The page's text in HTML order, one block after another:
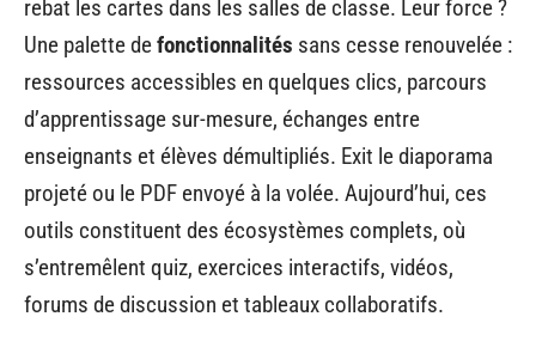
rebat les cartes dans les salles de classe. Leur force ?
Une palette defonctionnalités sans cesse renouvelée :
ressources accessibles en quelques clics, parcours
d’apprentissage sur-mesure, échanges entre
enseignants et élèves démultipliés. Exit le diaporama
projeté ou le PDF envoyé à la volée. Aujourd’hui, ces
outils constituent des écosystèmes complets, où
s’entremêlent quiz, exercices interactifs, vidéos,
forums de discussion et tableaux collaboratifs.